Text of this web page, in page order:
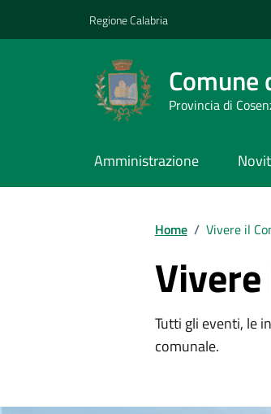
Regione Calabria
Comune
Provincia di
Amministrazione
Home / Vivere il
Tutti gli eventi, le
comunale.